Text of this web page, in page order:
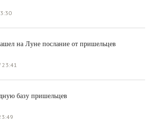
на Луне послание от пришельцев
23:41
базу пришельцев